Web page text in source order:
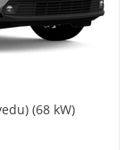
(68 kW)